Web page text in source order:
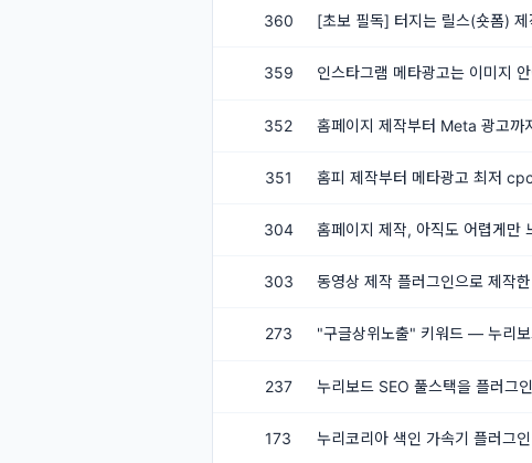
360 [초보 필독] 터지는 릴스(숏폼)
359 인스타그램 메타광고는 이미지
352 홈페이지 제작부터 Meta 광고까
351 홈피 제작부터 메타광고 최저
304 홈페이지 제작, 아직도 어렵게만
303 동영상 제작 플러그인으로 제작
273 "구글상위노출" 키워드 — 누리
237 누리보드 SEO 풀스택을 플러그
173 누리코리아 색인 가속기 플러그